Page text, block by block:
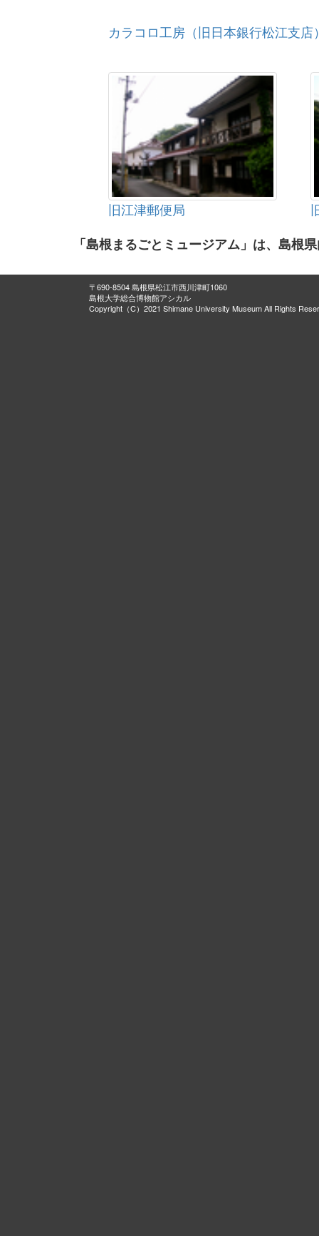
カラコロ工房（旧日本銀行松江支店
旧江津郵便局
「島根まるごとミュージアム」は、島根
〒690-8504 島根県松江市西川津町1060
島根大学総合博物館アシカル
Copyright（C）2021 Shimane University Museum All Rights